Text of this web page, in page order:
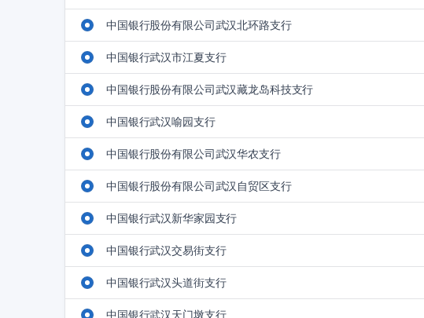
中国银行股份有限公司武汉北环路支行
中国银行武汉市江夏支行
中国银行股份有限公司武汉藏龙岛科技支行
中国银行武汉喻园支行
中国银行股份有限公司武汉华农支行
中国银行股份有限公司武汉自贸区支行
中国银行武汉新华家园支行
中国银行武汉交易街支行
中国银行武汉头道街支行
中国银行武汉天门墩支行